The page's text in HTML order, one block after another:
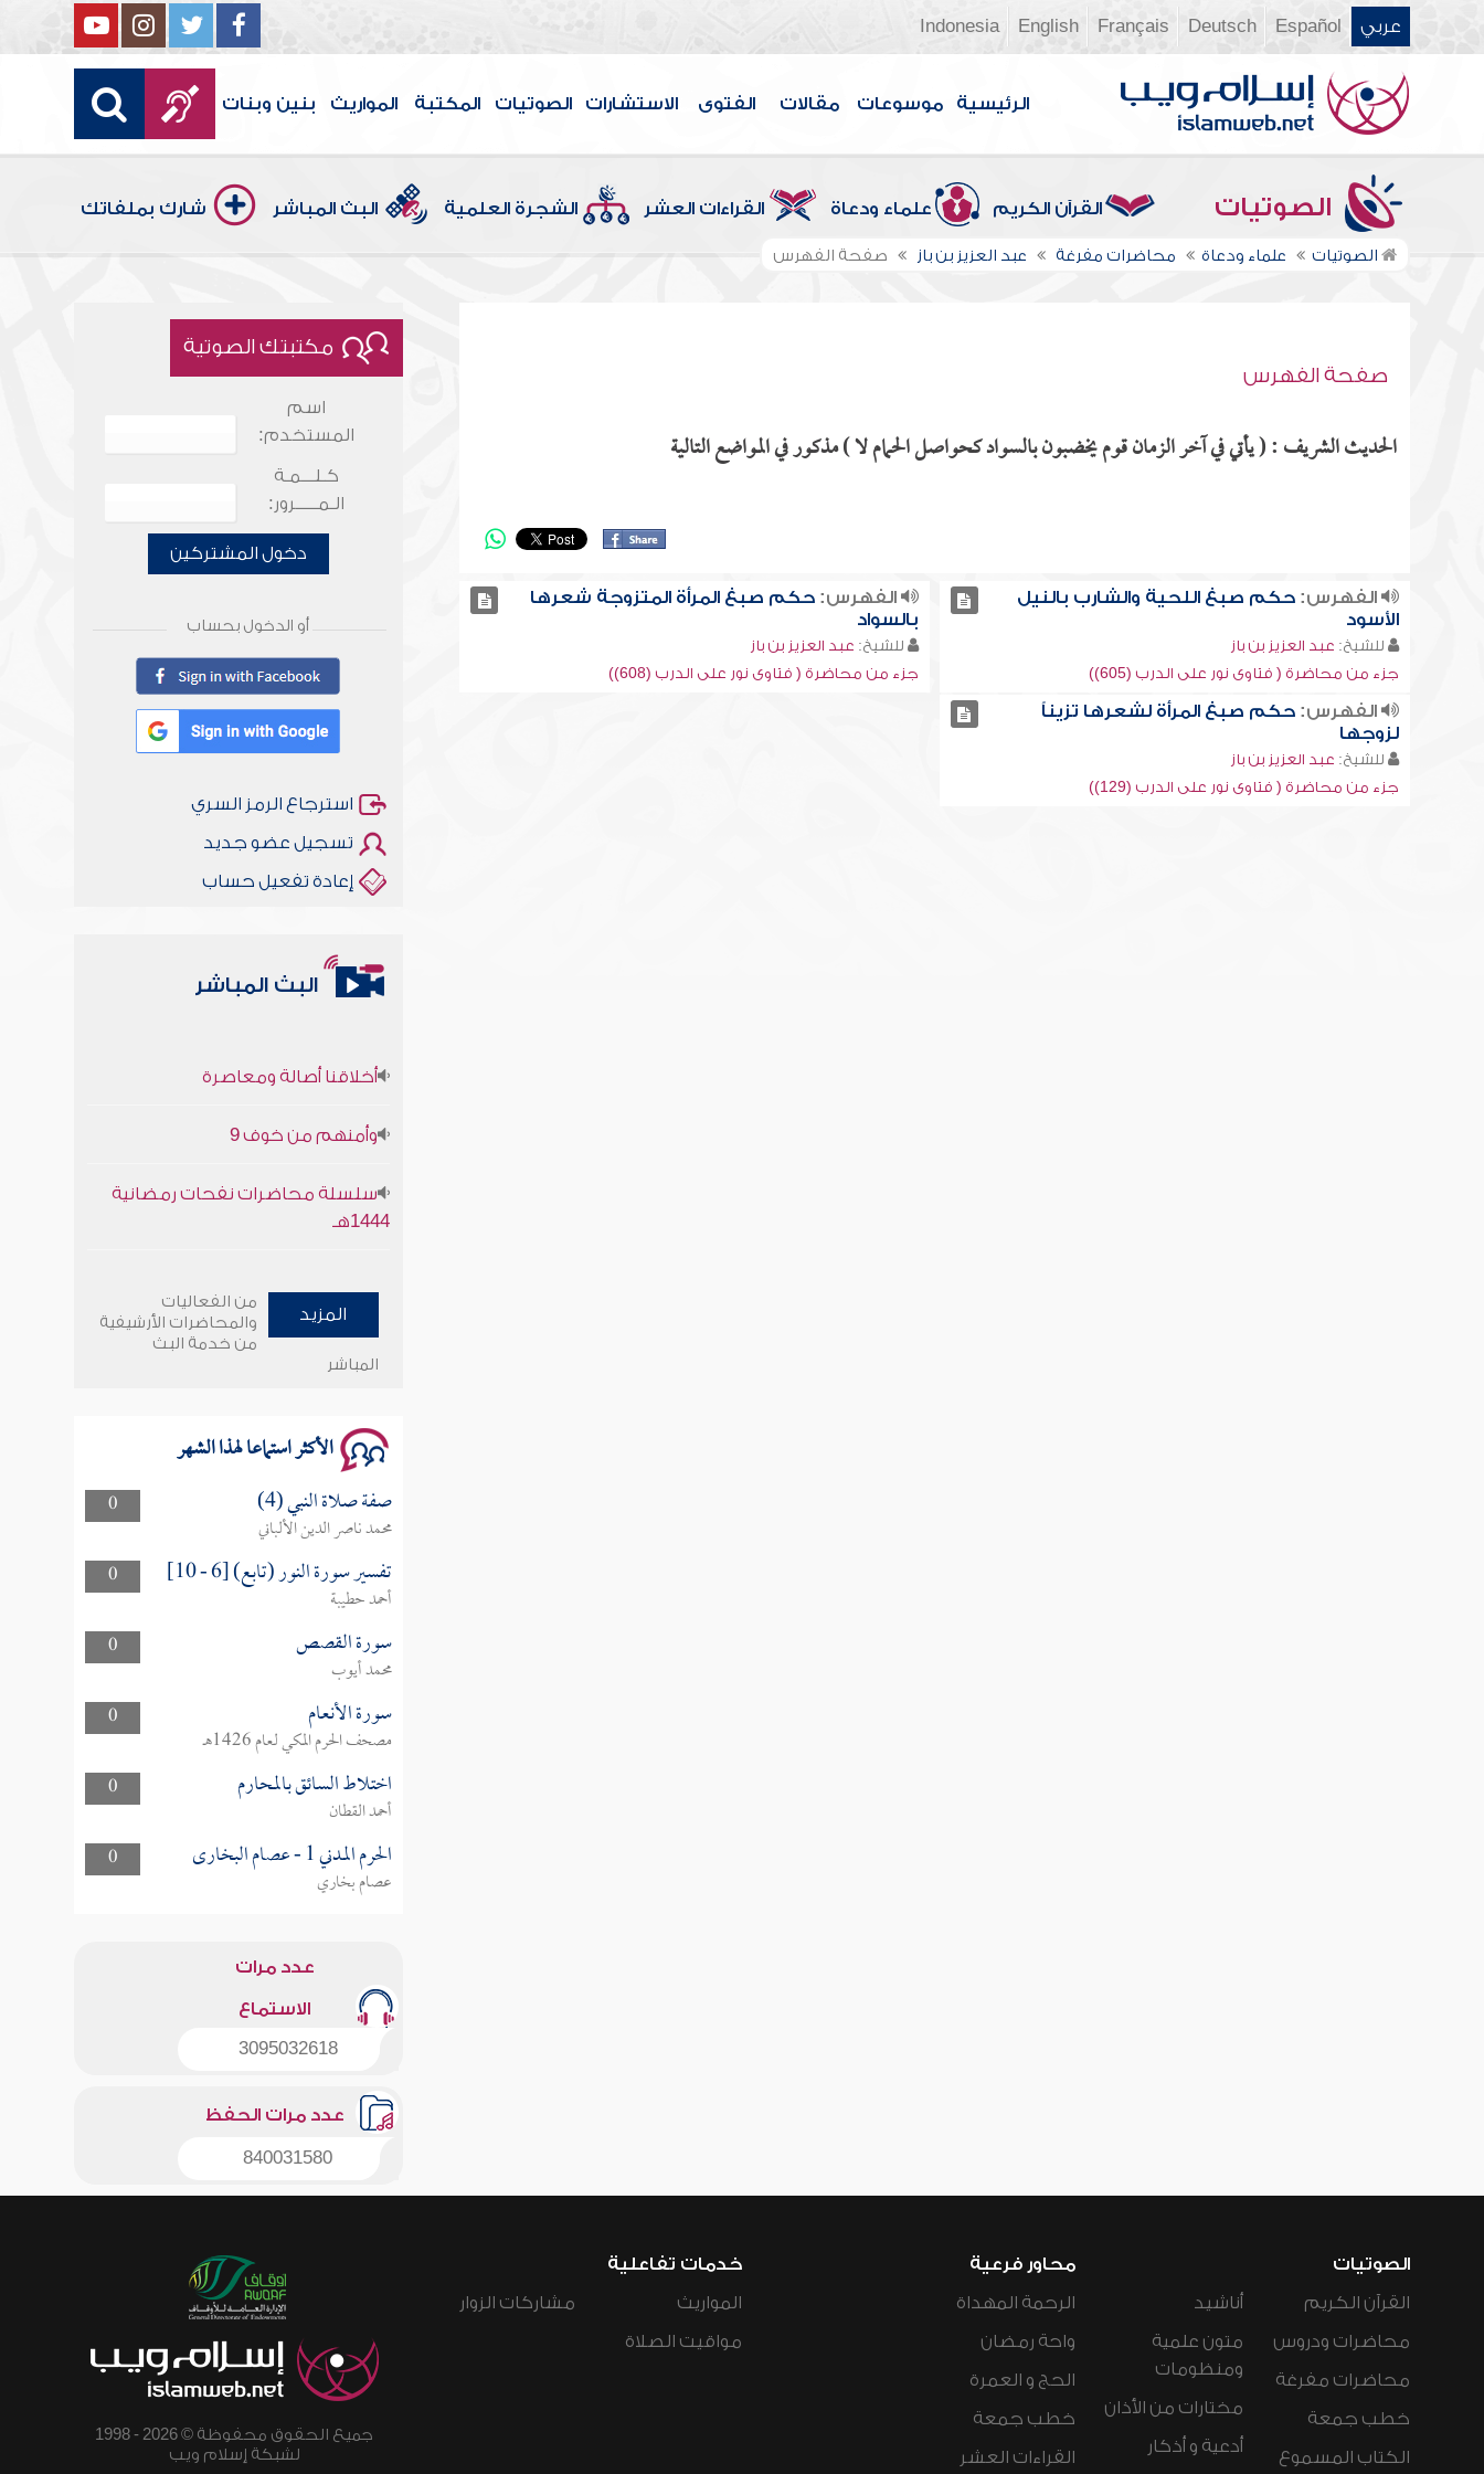
عربي Español
Deutsch
Français
English
Indonesia
الرئيسية موسوعات مقالات الفتوى الاستشارات الصوتيات المكتبة المواريث بنين وبنات
الصوتيات القرآن الكريم علماء ودعاة القراءات العشر الشجرة العلمية البث المباشر شارك بملفاتك
الصوتيات علماء ودعاة محاضرات مفرغة عبد العزيز بن باز صفحة الفهرس
صفحة الفهرس
الحديث الشريف : ( يأتي في آخر الزمان قوم يخضبون بالسواد كحواصل الحمام لا ) مذكور في المواضع التالية
الفهرس:حكم صبغ اللحية والشارب بالنيل
الأسود
للشيخ: عبد العزيز بن باز
جزء من محاضرة ( فتاوى نور على الدرب (605))
الفهرس: حكم صبغ المرأة المتزوجة شعرها
بالسواد
للشيخ: عبد العزيز بن باز
جزء من محاضرة ( فتاوى نور على الدرب (608))
الفهرس:حكم صبغ المرأة لشعرها تزيناً
لزوجها
للشيخ: عبد العزيز بن باز
جزء من محاضرة ( فتاوى نور على الدرب (129))
مكتبتك الصوتية
اسم
المستخدم:
كـلـــمـة
الـمـــــرور:
دخول المشتركين
أو الدخول بحساب
استرجاع الرمز السري
تسجيل عضو جديد
إعادة تفعيل حساب
البث المباشر
1444هـ
وأمنهم من خوف 9
المزيد
من الفعاليات
والمحاضرات الأرشيفية
من خدمة البث
المباشر
الأكثر استماعا لهذا الشهر
0 صفة صلاة النبي (4)
محمد ناصر الدين الألباني
0
تفسير سورة النور (تابع) [6 - 10]
أحمد حطيبة
0
سورة القصص
محمد أيوب
0
سورة الأنعام
مصحف الحرم المكي لعام 1426هـ
0
اختلاط السائق بالمحارم
أحمد القطان
0
الحرم المدني 1 - عصام البخارى
عصام بخاري
عدد مرات
الاستماع
3095032618
عدد مرات الحفظ
840031580
الصوتيات
القرآن الكريم
محاضرات ودروس
محاضرات مفرغة
خطب جمعة
الكتاب المسموع
أناشيد
متون علمية
ومنظومات
مختارات من الأذان
أدعية و أذكار
محاور فرعية
الرحمة المهداة
واحة رمضان
الحج و العمرة
خطب جمعة
القراءات العشر
خدمات تفاعلية
المواريث
مواقيت الصلاة
مشاركات الزوار
جميع الحقوق محفوظة © 2026 - 1998
لشبكة إسلام ويب